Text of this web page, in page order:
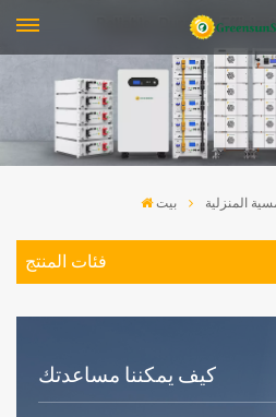
بيت المنزلية
فئات المنتج
كيف يمكننا مساعدتك